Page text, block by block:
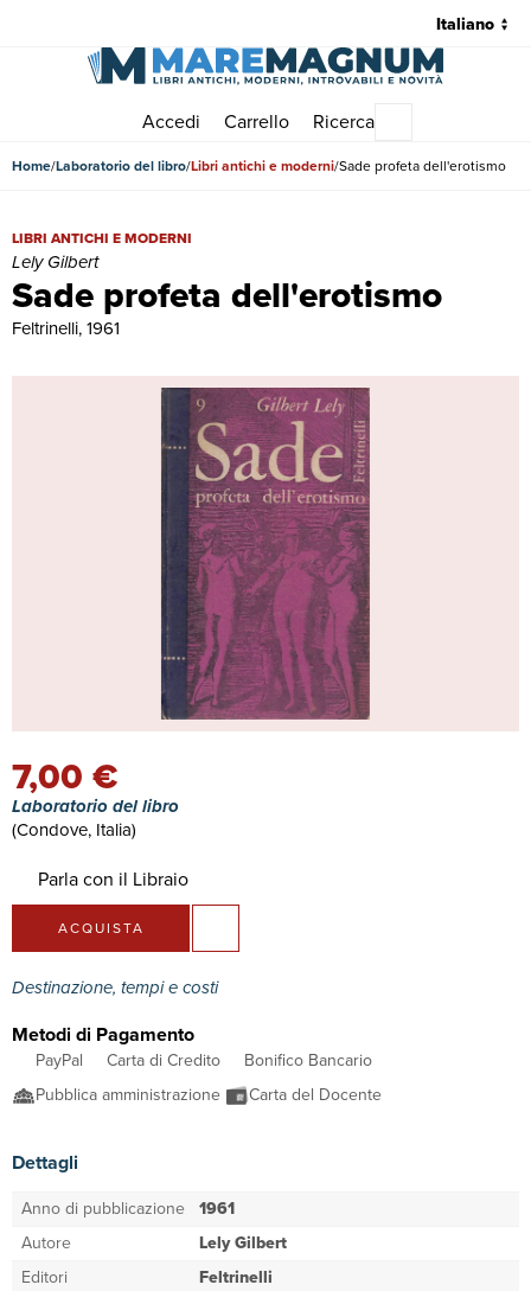
Accedi Carrello Ricerca
Home Laboratorio del libro Libri antichi e moderni Sade profeta dell'erotismo
Sade profeta dell'erotismo
Sade profeta dell'erotismo | Libri antichi e moderni | Lely Gilbert
LIBRI ANTICHI E MODERNI
Lely Gilbert
Feltrinelli, 1961
7,00 €
Laboratorio del libro
(Condove, Italia)
Parla con il Libraio
ACQUISTA
Destinazione, tempi e costi
Metodi di Pagamento
PayPal Carta di Credito
Bonifico Bancario
Pubblica amministrazione
Carta del Docente
Dettagli
Anno di pubblicazione 1961
Autore
Lely Gilbert
Editori
Feltrinelli